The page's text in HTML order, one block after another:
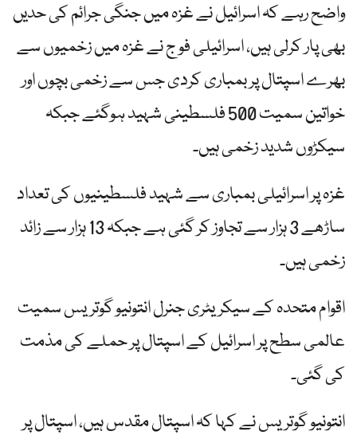
واضح رہے کہ اسرائیل نے غزہ میں جنگی جرائم کی حدیں
بھی پار کرلی ہیں، اسرائیلی فو ج نے غزہ میں زخمیوں سے
بھرے اسپتال پر بمباری کردی جس سے زخمی بچوں اور
خواتین سمیت 500 فلسطینی شہید ہوگئے جبکہ
سیکڑوں شدید زخمی ہیں۔
غزہ پر اسرائیلی بمباری سے شہید فلسطینیوں کی تعداد
ساڑھے 3 ہزار سے تجاوز کر گئی ہے جبکہ 13 ہزار سے زائد
زخمی ہیں۔
اقوام متحدہ کے سیکریٹری جنرل انتونیو گوتریس سمیت
عالمی سطح پر اسرائیل کے اسپتال پر حملے کی مذمت
کی گئی۔
انتونیو گوتریس نے کہا کہ اسپتال مقدس ہیں، اسپتال پر